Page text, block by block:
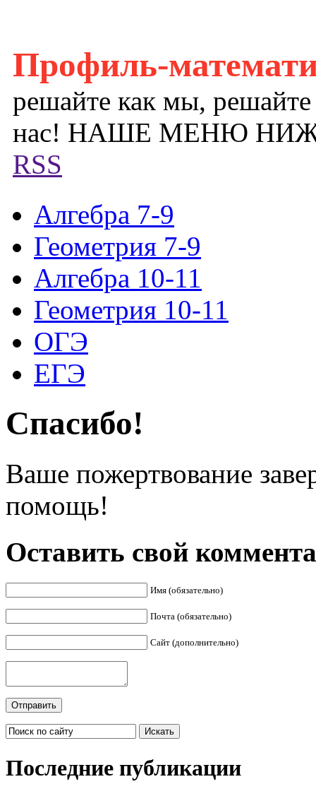
Профиль-
решайте как мы,
нас! НАШЕ МЕНЮ
RSS
Алгебра 7-9
Геометрия 7-9
Алгебра 10-11
Геометрия 10-11
ОГЭ
ЕГЭ
Спасибо!
Ваше пожертвование
помощь!
Оставить свой
Имя (обязательно)
Почта (обязательно)
Сайт (дополнительно)
Последние публикации